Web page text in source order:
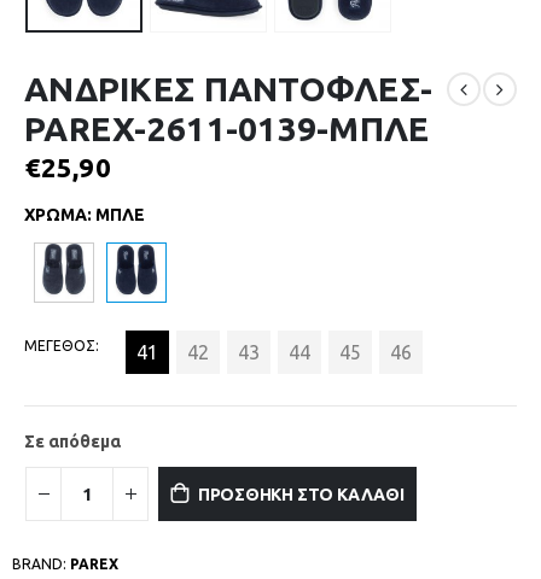
ΑΝΔΡΙΚΕΣ ΠΑΝΤΟΦΛΕΣ-
PAREX-2611-0139-ΜΠΛΕ
€25,90
ΧΡΩΜΑ: ΜΠΛΕ
ΜΕΓΕΘΟΣ 41 42 43 44 45 46
Σε απόθεμα
ΠΡΟΣΘΗΚΗ ΣΤΟ ΚΑΛΑΘΙ
BRAND: PAREX